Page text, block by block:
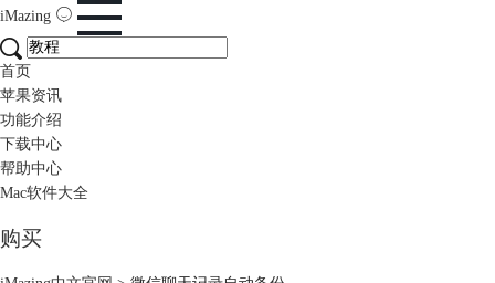
iMazing
首页
苹果资讯
功能介绍
下载中心
帮助中心
Mac软件大全
购买